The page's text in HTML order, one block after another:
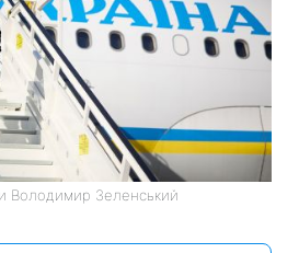
Володимир Зеленський